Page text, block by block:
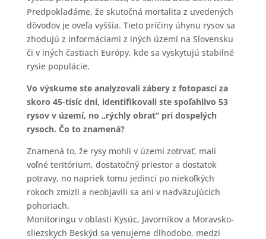
Predpokladáme, že skutočná mortalita z uvedených
dôvodov je oveľa vyššia. Tieto príčiny úhynu rysov sa
zhodujú z informáciami z iných území na Slovensku
či v iných častiach Európy, kde sa vyskytujú stabilné
rysie populácie.
Vo výskume ste analyzovali zábery z fotopascí za
skoro 45-tisíc dní, identifikovali ste spoľahlivo 53
rysov v území, no „rýchly obrat“ pri dospelých
rysoch. Čo to znamená?
Znamená to, že rysy mohli v území zotrvať, mali
voľné teritórium, dostatočný priestor a dostatok
potravy, no napriek tomu jedinci po niekoľkých
rokoch zmizli a neobjavili sa ani v nadväzujúcich
pohoriach.
Monitoringu v oblasti Kysúc, Javorníkov a Moravsko-
sliezskych Beskýd sa venujeme dlhodobo, medzi